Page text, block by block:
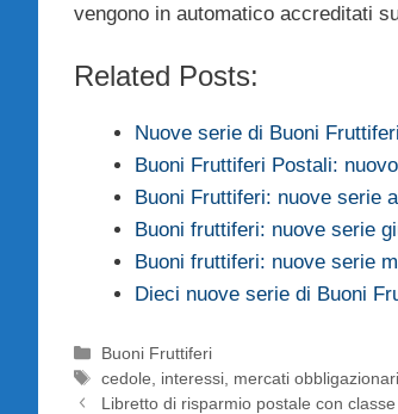
vengono in automatico accreditati
Related Posts:
Nuove serie di Buoni
Buoni Fruttiferi Postali:
Buoni Fruttiferi: nuove serie
Buoni fruttiferi: nuove serie
Buoni fruttiferi: nuove serie
Dieci nuove serie di Buoni
Categorie
Buoni Fruttiferi
Tag
cedole interessi mercati obbligazionari
Libretto di risparmio postale con